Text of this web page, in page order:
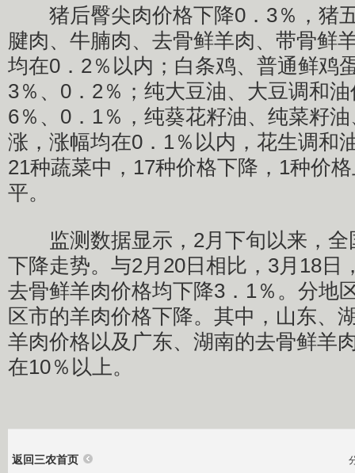
猪后臀尖肉价格下降0．3％，猪
腱肉、牛腩肉、去骨鲜羊肉、带骨鲜
均在0．2％以内；白条鸡、普通鲜鸡
3％、0．2％；纯大豆油、大豆调和
6％、0．1％，纯葵花籽油、纯菜籽
涨，涨幅均在0．1％以内，花生调和
21种蔬菜中，17种价格下降，1种价
平。
监测数据显示，2月下旬以来，全
下降走势。与2月20日相比，3月18日
去骨鲜羊肉价格均下降3．1％。分地
区市的羊肉价格下降。其中，山东、
羊肉价格以及广东、湖南的去骨鲜羊
在10％以上。
返回三农首页